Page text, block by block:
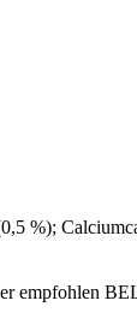
%);
empfohlen